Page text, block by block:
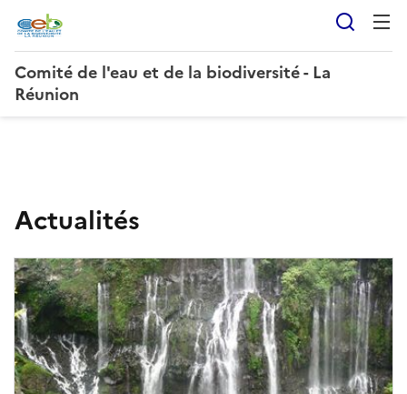
Comité de l'eau et de la biodiversité - La
Réunion
C
o
m
i
t
Actualités